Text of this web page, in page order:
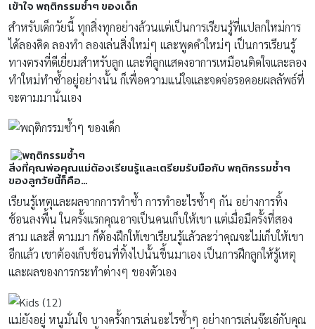
เข้าใจ พฤติกรรมซ้ำๆ ของเด็ก
สำหรับเด็กวัยนี้ ทุกสิ่งทุกอย่างล้วนแต่เป็นการเรียนรู้ที่แปลกใหม่การ
ได้ลองคิด ลองทำ ลองเล่นสิ่งใหม่ๆ และพูดคำใหม่ๆ เป็นการเรียนรู้
ทางตรงที่ดีเยี่ยมสำหรับลูก และที่ลูกแสดงอาการเหมือนติดใจและลอง
ทำใหม่ทำซ้ำอยู่อย่างนั้น ก็เพื่อความแน่ใจและจดจ่อรอคอยผลลัพธ์ที่
จะตามมานั่นเอง
สิ่งที่คุณพ่อคุณแม่ต้องเรียนรู้และเตรียมรับมือกับ พฤติกรรมซ้ำๆ
ของลูกวัยนี้ก็คือ…
เรียนรู้เหตุและผลจากการทำซ้ำ การทำอะไรซ้ำๆ กัน อย่างการทิ้ง
ช้อนลงพื้น ในครั้งแรกคุณอาจเป็นคนเก็บให้เขา แต่เมื่อมีครั้งที่สอง
สาม และสี่ ตามมา ก็ต้องฝึกให้เขาเรียนรู้แล้วละว่าคุณจะไม่เก็บให้เขา
อีกแล้ว เขาต้องเก็บช้อนที่ทิ้งไปนั้นขึ้นมาเอง เป็นการฝึกลูกให้รู้เหตุ
และผลของการกระทำต่างๆ ของตัวเอง
แม่ยังอยู่ หนูมั่นใจ บางครั้งการเล่นอะไรซ้ำๆ อย่างการเล่นจ๊ะเอ๋กับคุณ